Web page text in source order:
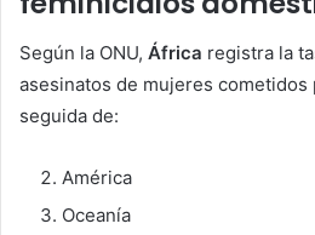
Según la ONU, África registra la
asesinatos de mujeres cometidos
seguida de:
América
Oceanía